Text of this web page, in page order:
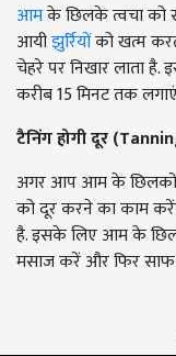
आमके छिलके त्वचा को
आयीझुर्रियोंको खत्म
चेहरे पर निखार लाता
करीब 15 मिनट तक
टैनिंग होगी दूर
अगर आप आम के छिलकों
को दूर करने का काम
है. इसके लिए आम के
मसाज करें और फिर साफ